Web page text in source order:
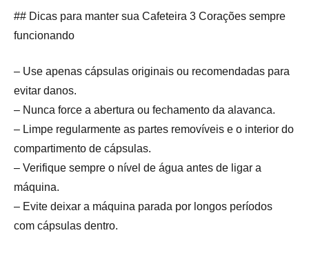
## Dicas para manter sua Cafeteira 3 Corações sempre
funcionando
– Use apenas cápsulas originais ou recomendadas para
evitar danos.
– Nunca force a abertura ou fechamento da alavanca.
– Limpe regularmente as partes removíveis e o interior do
compartimento de cápsulas.
– Verifique sempre o nível de água antes de ligar a
máquina.
– Evite deixar a máquina parada por longos períodos
com cápsulas dentro.